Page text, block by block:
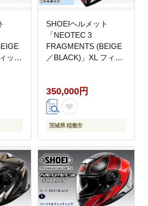
ッテ
リン
SHOEIヘルメット
「NEOTEC 3
FRAGMENTS (BEIGE
／BLACK)」XL フィッ
スカバー バイク ツーリ
ング ショウエイ [1883]
350,000円
茨城県 稲敷市